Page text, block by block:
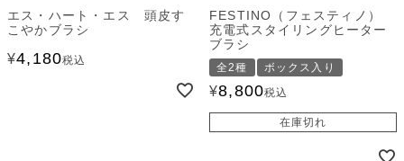
エス・ハート・エス 頭皮す
こやかブラシ
¥4,180税込
FESTINO（フェスティノ）
充電式スタイリングヒーター
ブラシ
全2種 ボックス入り
¥8,800税込
在庫切れ